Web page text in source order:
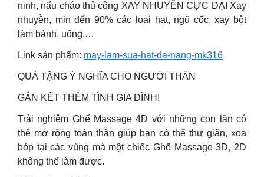
ninh, nấu cháo thủ công XAY NHUYỄN CỰC ĐẠI Xay
nhuyễn, min đến 90% các loại hạt, ngũ cốc, xay bột
làm bánh, uống,…
Link sản phẩm: may-lam-sua-hat-da-nang-mk316
QUÀ TẶNG Ý NGHĨA CHO NGƯỜI THÂN
GẮN KẾT THÊM TÌNH GIA ĐÌNH!
Trải nghiệm Ghế Massage 4D với những con lăn có
thể mở rộng toàn thân giúp bạn có thể thư giãn, xoa
bóp tại các vùng mà một chiếc Ghế Massage 3D, 2D
không thể làm được.